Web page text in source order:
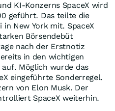
KI-Konzerns SpaceX wird
geführt. Das teilte die
New York mit. SpaceX
Börsendebüt
nach der Erstnotiz
in den wichtigen
Möglich wurde das
eingeführte Sonderregel.
von Elon Musk. Der
SpaceX weiterhin.